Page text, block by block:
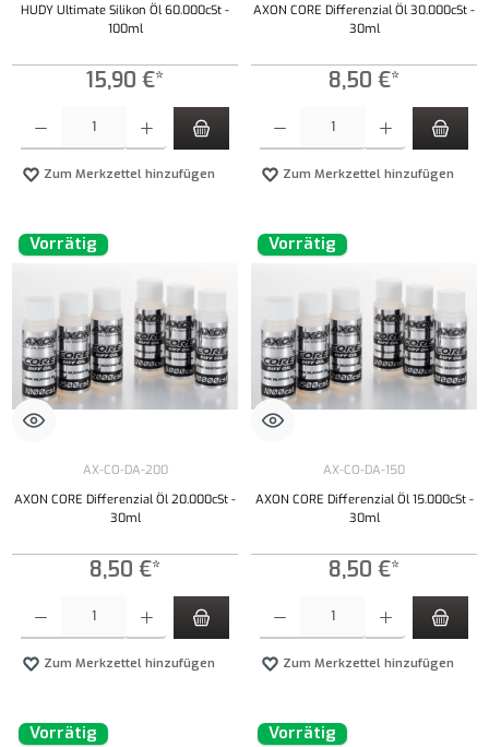
HUDY Ultimate Silikon Öl 60.000cSt -
100ml
15,90 €*
Zum Merkzettel hinzufügen
AXON CORE Differenzial Öl 30.000cSt -
30ml
8,50 €*
Zum Merkzettel hinzufügen
Vorrätig
AX-CO-DA-200
AXON CORE Differenzial Öl 20.000cSt -
30ml
8,50 €*
Zum Merkzettel hinzufügen
Vorrätig
AX-CO-DA-150
AXON CORE Differenzial Öl 15.000cSt -
30ml
8,50 €*
Zum Merkzettel hinzufügen
Vorrätig Vorrätig